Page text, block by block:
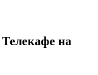
Телекафе на